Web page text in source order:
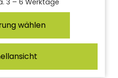
wählen